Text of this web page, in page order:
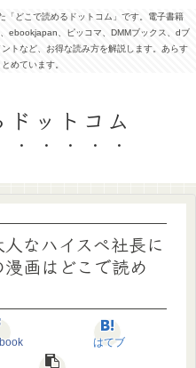
「どこで読めるドットコム」です。電子書籍
ebookjapan、ピッコマ、DMMブックス、dブ
トなど、お得な読み方を解説します。あらす
めています。
ドットコム
人なハイスペ社長に
画はどこで読め
はてブ